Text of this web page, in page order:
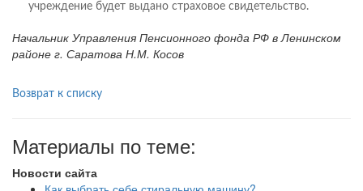
учреждение будет выдано страховое свидетельство.
Начальник Управления Пенсионного фонда РФ в Ленинском
районе г. Саратова Н.М. Косов
Возврат к списку
Материалы по теме:
Новости сайта